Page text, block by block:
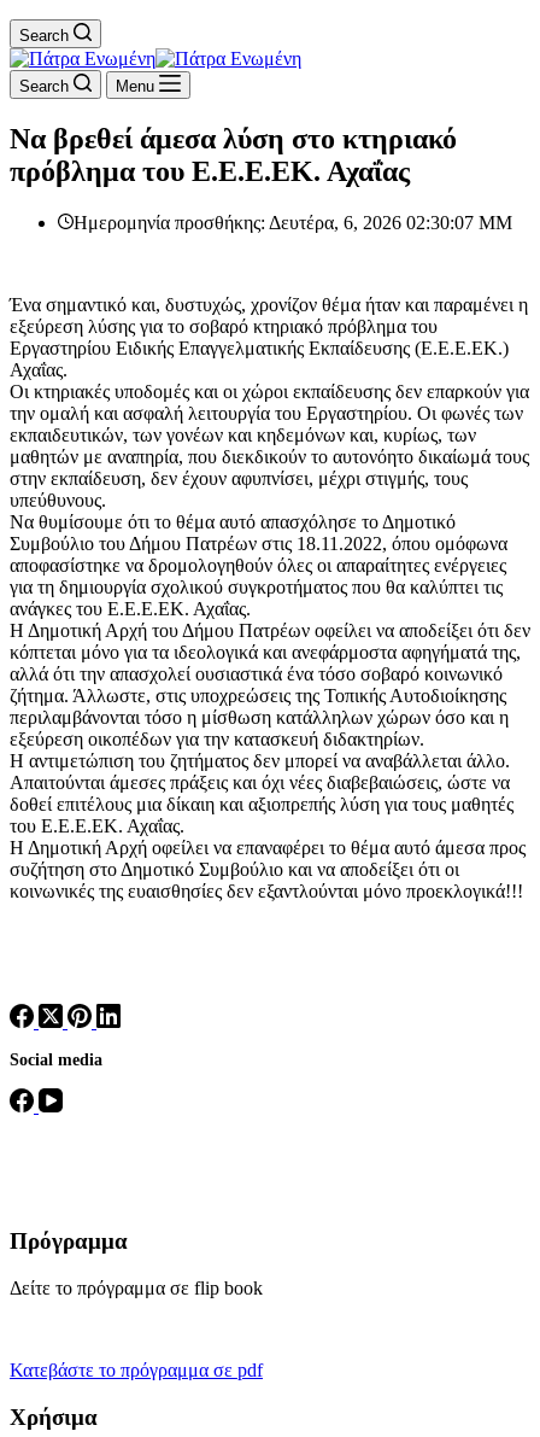
Search
Search Menu
Να βρεθεί άμεσα λύση στο κτηριακό
πρόβλημα του Ε.Ε.Ε.ΕΚ. Αχαΐας
Ημερομηνία προσθήκης: Δευτέρα, 6, 2026 02:30:07 ΜΜ
Ένα σημαντικό και, δυστυχώς, χρονίζον θέμα ήταν και παραμένει η
εξεύρεση λύσης για το σοβαρό κτηριακό πρόβλημα του
Εργαστηρίου Ειδικής Επαγγελματικής Εκπαίδευσης (Ε.Ε.Ε.ΕΚ.)
Αχαΐας.
Οι κτηριακές υποδομές και οι χώροι εκπαίδευσης δεν επαρκούν για
την ομαλή και ασφαλή λειτουργία του Εργαστηρίου. Οι φωνές των
εκπαιδευτικών, των γονέων και κηδεμόνων και, κυρίως, των
μαθητών με αναπηρία, που διεκδικούν το αυτονόητο δικαίωμά τους
στην εκπαίδευση, δεν έχουν αφυπνίσει, μέχρι στιγμής, τους
υπεύθυνους.
Να θυμίσουμε ότι το θέμα αυτό απασχόλησε το Δημοτικό
Συμβούλιο του Δήμου Πατρέων στις 18.11.2022, όπου ομόφωνα
αποφασίστηκε να δρομολογηθούν όλες οι απαραίτητες ενέργειες
για τη δημιουργία σχολικού συγκροτήματος που θα καλύπτει τις
ανάγκες του Ε.Ε.Ε.ΕΚ. Αχαΐας.
Η Δημοτική Αρχή του Δήμου Πατρέων οφείλει να αποδείξει ότι δεν
κόπτεται μόνο για τα ιδεολογικά και ανεφάρμοστα αφηγήματά της,
αλλά ότι την απασχολεί ουσιαστικά ένα τόσο σοβαρό κοινωνικό
ζήτημα. Άλλωστε, στις υποχρεώσεις της Τοπικής Αυτοδιοίκησης
περιλαμβάνονται τόσο η μίσθωση κατάλληλων χώρων όσο και η
εξεύρεση οικοπέδων για την κατασκευή διδακτηρίων.
Η αντιμετώπιση του ζητήματος δεν μπορεί να αναβάλλεται άλλο.
Απαιτούνται άμεσες πράξεις και όχι νέες διαβεβαιώσεις, ώστε να
δοθεί επιτέλους μια δίκαιη και αξιοπρεπής λύση για τους μαθητές
του Ε.Ε.Ε.ΕΚ. Αχαΐας.
Η Δημοτική Αρχή οφείλει να επαναφέρει το θέμα αυτό άμεσα προς
συζήτηση στο Δημοτικό Συμβούλιο και να αποδείξει ότι οι
κοινωνικές της ευαισθησίες δεν εξαντλούνται μόνο προεκλογικά!!!
Social media
Πρόγραμμα
Δείτε το πρόγραμμα σε flip book
Κατεβάστε το πρόγραμμα σε pdf
Χρήσιμα